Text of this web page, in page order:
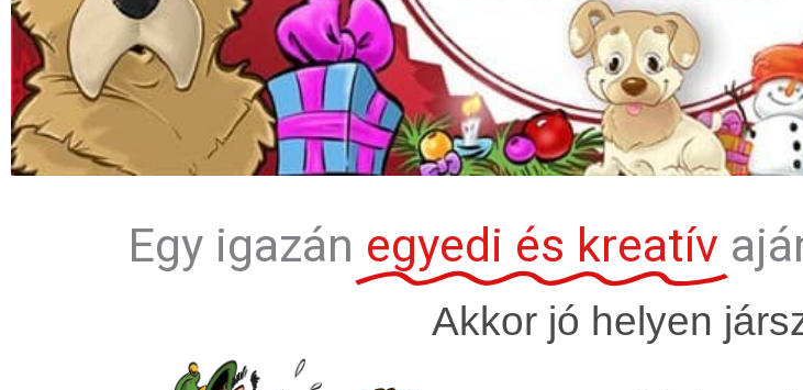
Egy igazán egyedi és kreatív
Akkor jó helyen